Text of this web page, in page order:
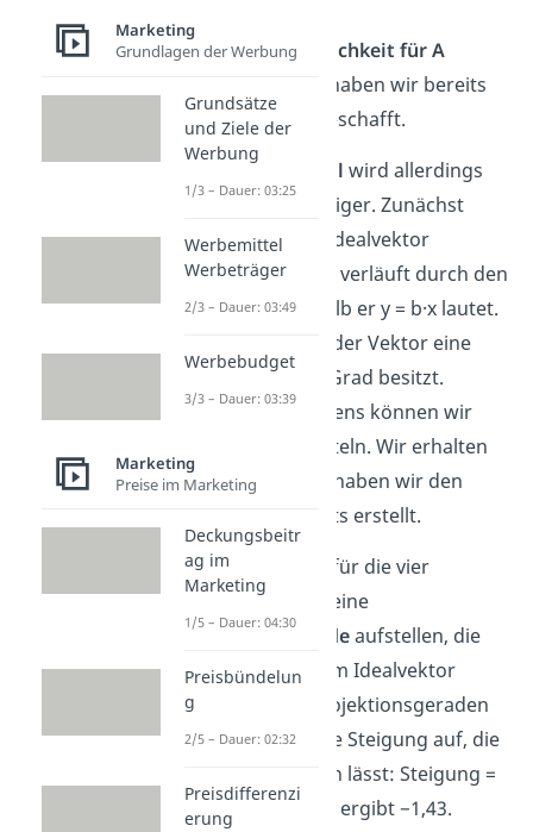
Kaufwahrscheinlichkeit für A
ermitteln. Somit haben wir bereits
den ersten Teil geschafft.
Vektormodell wird allerdings
deutlich aufwändiger. Zunächst
müssen wir den Idealvektor
aufstellen. Dieser verläuft durch den
Nullpunkt, weshalb er y = b·x lautet.
Wir wissen, dass der Vektor eine
Steigung von 35 Grad besitzt.
Mithilfe des Tangens können wir
den Wert b ermitteln. Wir erhalten
für b 0,70. Damit haben wir den
Idealvektor bereits erstellt.
Jetzt müssen wir für die vier
Lebkuchenarten eine
Projektionsgeradeaufstellen, die
senkrecht auf dem Idealvektor
steht. Alle vier Projektionsgeraden
weisen die gleiche Steigung auf, die
sich so berechnen lässt: Steigung =
−1 / tan(35°). Das ergibt −1,43.
Marketing
Grundlagen der Werbung
Grundsätze
und Ziele der
Werbung
1/3 – Dauer: 03:25
Werbemittel
Werbeträger
2/3 – Dauer: 03:49
Werbebudget
3/3 – Dauer: 03:39
Marketing
Preise im Marketing
Deckungsbeitr
ag im
Marketing
1/5 – Dauer: 04:30
Preisbündelun
g
2/5 – Dauer: 02:32
Preisdifferenzi
erung